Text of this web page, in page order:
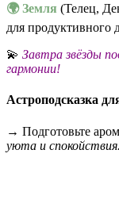
🌍 Земля (Телец,
для продуктивного
💫 Завтра звёзды
гармонии!
Астроподсказка
→ Подготовьте
уюта и спокойствия.